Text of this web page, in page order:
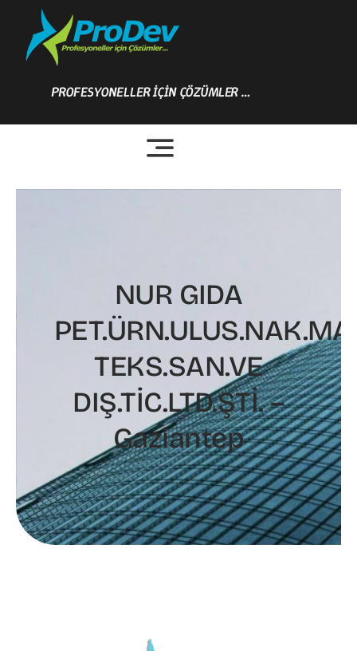
content
PROFESYONELLER İÇİN ÇÖZÜMLER …
NUR GIDA
TEKS.SAN.VE
DIŞ.TİC.LTD.ŞTİ. –
Gaziantep